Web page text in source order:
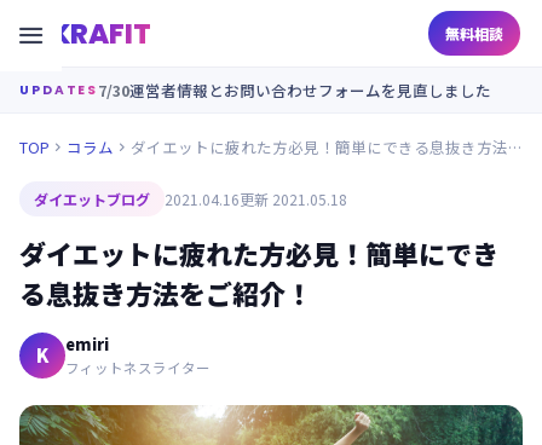
KRAFIT 無料相談

UPDATES 7/30運営者情報とお問い合わせフォームを見直しました
TOP  コラム  ダイエットに疲れた方必見！簡単にできる息抜き方法をご紹介！
ダイエットブログ 2021.04.16更新 2021.05.18
ダイエットに疲れた方必見！簡単にでき
る息抜き方法をご紹介！
K emiri
フィットネスライター